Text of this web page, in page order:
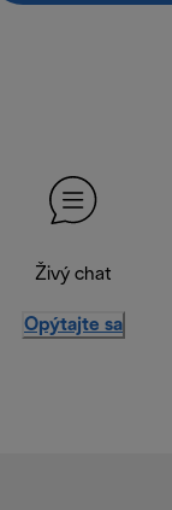
Živý chat
Opýtajte sa